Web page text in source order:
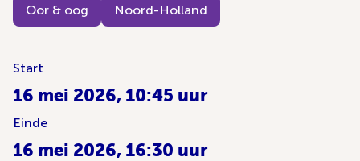
Oor & oog Noord-Holland
Start
16 mei 2026, 10:45 uur
Einde
16 mei 2026, 16:30 uur